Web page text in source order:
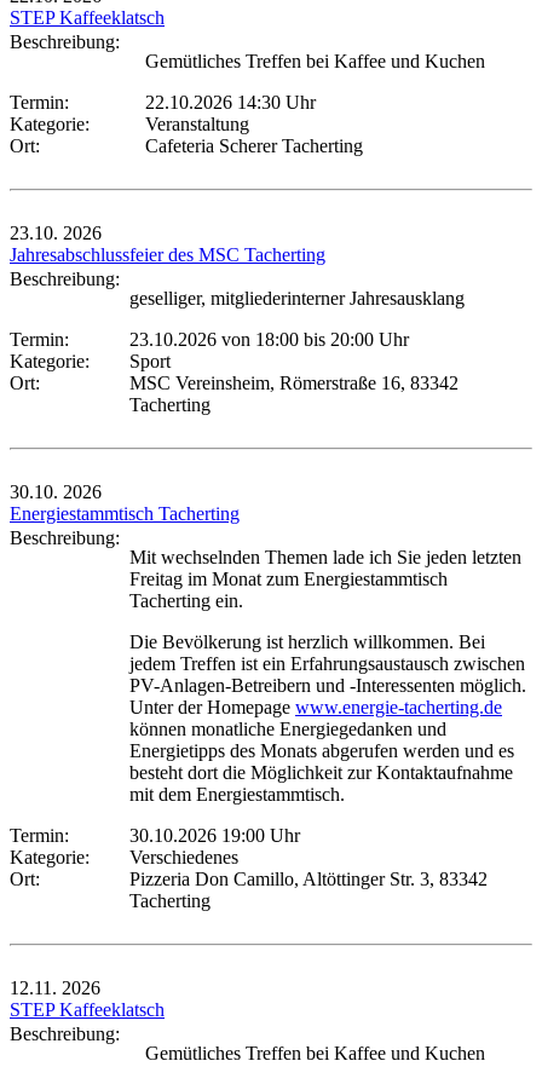
STEP Kaffeeklatsch
Beschreibung:
Gemütliches Treffen bei Kaffee und Kuchen
Termin:
22.10.2026 14:30 Uhr
Kategorie:
Veranstaltung
Ort:
Cafeteria Scherer Tacherting
23.10. 2026
Jahresabschlussfeier des MSC Tacherting
Beschreibung:
geselliger, mitgliederinterner Jahresausklang
Termin:
23.10.2026 von 18:00 bis 20:00 Uhr
Kategorie:
Sport
Ort:
MSC Vereinsheim, Römerstraße 16, 83342
Tacherting
30.10. 2026
Energiestammtisch Tacherting
Beschreibung:
Mit wechselnden Themen lade ich Sie jeden letzten
Freitag im Monat zum Energiestammtisch
Tacherting ein.
Die Bevölkerung ist herzlich willkommen. Bei
jedem Treffen ist ein Erfahrungsaustausch zwischen
PV-Anlagen-Betreibern und -Interessenten möglich.
Unter der Homepage www.energie-tacherting.de
können monatliche Energiegedanken und
Energietipps des Monats abgerufen werden und es
besteht dort die Möglichkeit zur Kontaktaufnahme
mit dem Energiestammtisch.
Termin:
30.10.2026 19:00 Uhr
Kategorie:
Verschiedenes
Ort:
Pizzeria Don Camillo, Altöttinger Str. 3, 83342
Tacherting
12.11. 2026
STEP Kaffeeklatsch
Beschreibung:
Gemütliches Treffen bei Kaffee und Kuchen